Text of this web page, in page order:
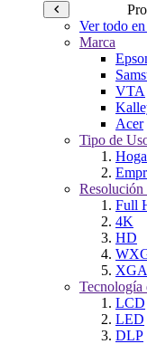
Ver todo
Marca
VTA
Acer
Tipo de
Resolución
Full
4K
HD
XGA
Tecnología
LCD
LED
DLP